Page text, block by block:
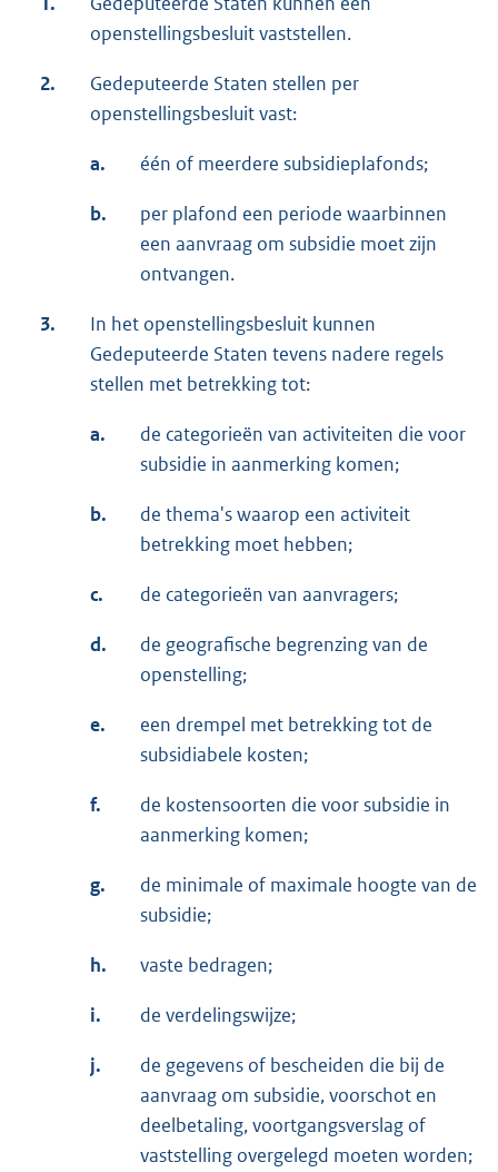
openstellingsbesluit vaststellen.
2.
Gedeputeerde Staten stellen per
openstellingsbesluit vast:
a. één of meerdere subsidieplafonds;
b.
per plafond een periode waarbinnen
een aanvraag om subsidie moet zijn
ontvangen.
3.
In het openstellingsbesluit kunnen
Gedeputeerde Staten tevens nadere regels
stellen met betrekking tot:
a.
de categorieën van activiteiten die voor
subsidie in aanmerking komen;
b.
de thema's waarop een activiteit
betrekking moet hebben;
c. de categorieën van aanvragers;
d.
de geografische begrenzing van de
openstelling;
e.
een drempel met betrekking tot de
subsidiabele kosten;
f.
de kostensoorten die voor subsidie in
aanmerking komen;
g.
de minimale of maximale hoogte van de
subsidie;
h. vaste bedragen;
i. de verdelingswijze;
j.
de gegevens of bescheiden die bij de
aanvraag om subsidie, voorschot en
deelbetaling, voortgangsverslag of
vaststelling overgelegd moeten worden;